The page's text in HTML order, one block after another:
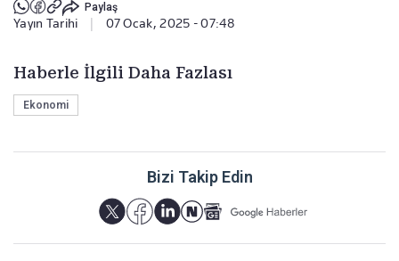
Paylaş
Yayın Tarihi 07 Ocak, 2025 - 07:48
Haberle İlgili Daha Fazlası
Ekonomi
Bizi Takip Edin